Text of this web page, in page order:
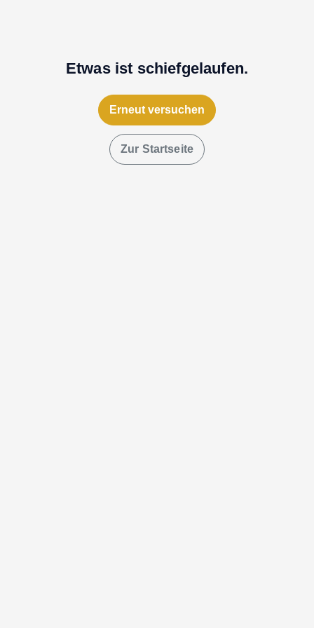
Etwas ist schiefgelaufen.
Erneut versuchen
Zur Startseite